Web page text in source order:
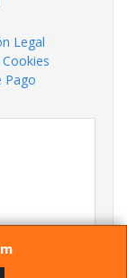
Legal
Pago